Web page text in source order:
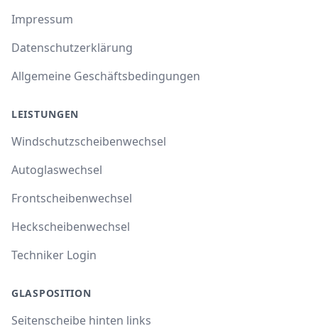
Impressum
Datenschutzerklärung
Allgemeine Geschäftsbedingungen
LEISTUNGEN
Windschutzscheibenwechsel
Autoglaswechsel
Frontscheibenwechsel
Heckscheibenwechsel
Techniker Login
GLASPOSITION
Seitenscheibe hinten links